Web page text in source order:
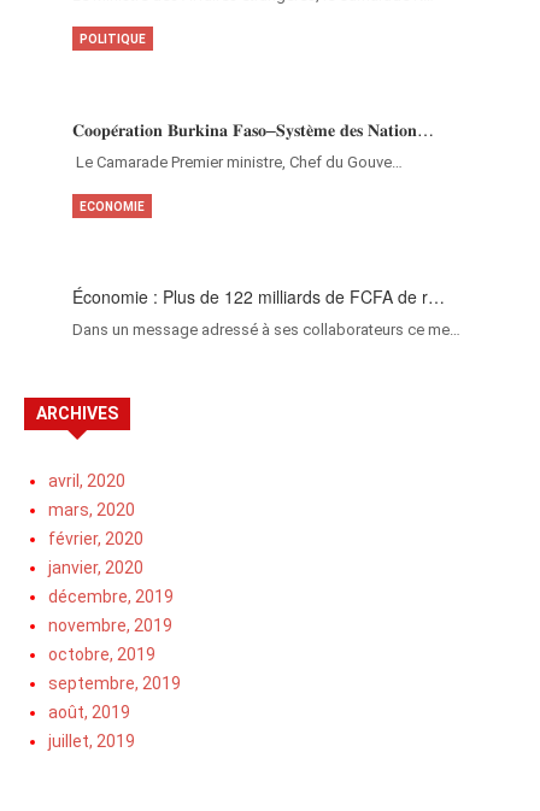
𝐂𝐨𝐨𝐩𝐞́𝐫𝐚𝐭𝐢𝐨𝐧 𝐁𝐮𝐫𝐤𝐢𝐧𝐚 𝐅𝐚𝐬𝐨–𝐒𝐲𝐬𝐭𝐞̀𝐦𝐞 𝐝𝐞𝐬 𝐍𝐚𝐭𝐢𝐨𝐧…
‎Le Camarade Premier ministre, Chef du Gouve…
POLITIQUE
Économie : Plus de 122 milliards de FCFA de r…
Dans un message adressé à ses collaborateurs ce me…
ECONOMIE
ARCHIVES
avril, 2020
mars, 2020
février, 2020
janvier, 2020
décembre, 2019
novembre, 2019
octobre, 2019
septembre, 2019
août, 2019
juillet, 2019